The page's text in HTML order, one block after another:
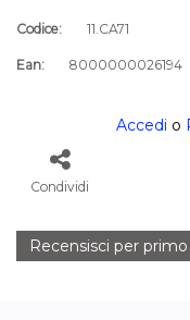
Codice: 11.CA71
Ean: 8000000026194
Accedi o
Condividi
Recensisci per